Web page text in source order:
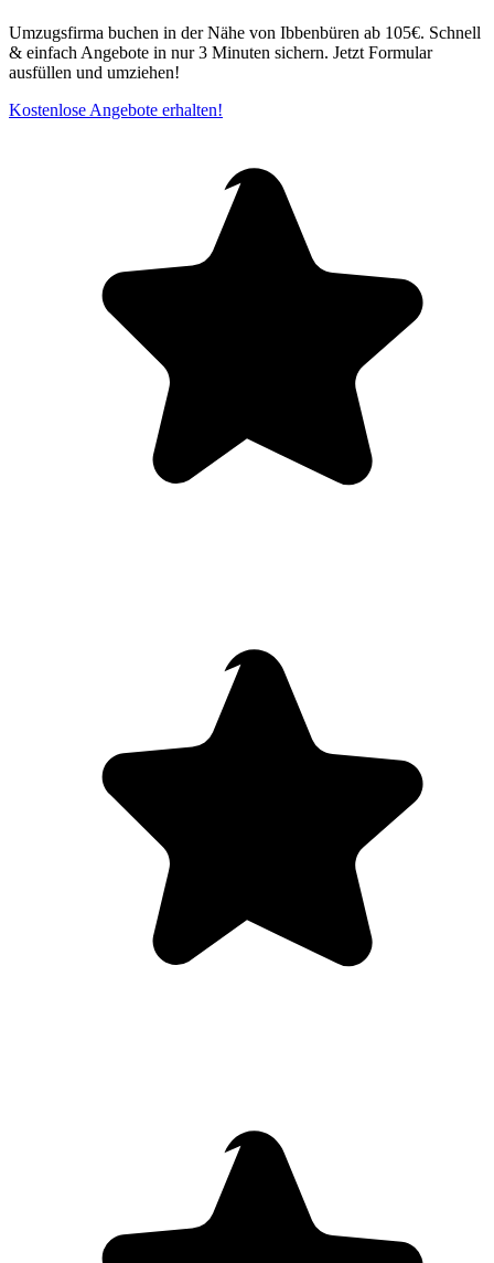
Umzugsfirma buchen in der Nähe von Ibbenbüren ab 105€. Schnell
& einfach Angebote in nur 3 Minuten sichern. Jetzt Formular
ausfüllen und umziehen!
Kostenlose Angebote erhalten!